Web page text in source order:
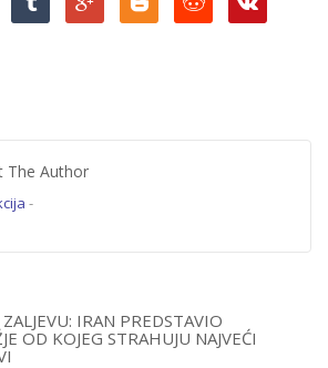
The Author
-
IRAN PREDSTAVIO
OD KOJEG STRAHUJU NAJVEĆI